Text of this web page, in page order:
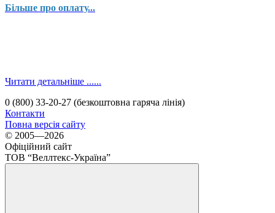
Більше про оплату...
Читати детальніше ......
0 (800) 33-20-27 (безкоштовна гаряча лінія)
Контакти
Повна версія сайту
© 2005—2026
Офіційний сайт
ТОВ “Веллтекс-Україна”